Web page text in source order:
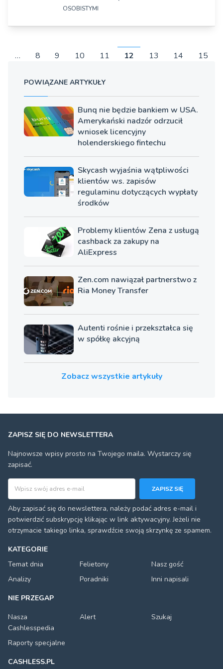
Strona www:
https://www.spoko.app
Evgeny Chamtonau
OSOBISTYMI
Nazwa firmy:
Adres:
ul. Żurawia 43/122, Warszawa
Strona www:
https://www.sportbonus.pl/
2014
Osoby zarządzające:
Bartosz Kwiatkowski
Oferta produktowa:
Fundacja oferuje program lojalnościowy, w którym
uczestniczyć mogą użytkownicy kart płatniczych.
Korzystając z usług partnerów programu można wspierać
kluby sportowe.
… 8 9 10 11 12 13 14 15
POWIĄZANE ARTYKUŁY
Bunq nie będzie bankiem w USA.
Amerykański nadzór odrzucił
wniosek licencyjny
holenderskiego fintechu
Skycash wyjaśnia wątpliwości
klientów ws. zapisów
regulaminu dotyczących wypłaty
środków
Problemy klientów Zena z usługą
cashback za zakupy na
AliExpress
Zen.com nawiązał partnerstwo z
Ria Money Transfer
Autenti rośnie i przekształca się
w spółkę akcyjną
Zobacz wszystkie artykuły
KATEGORIE
Temat dnia
Felietony
Nasz gość
Analizy
Poradniki
Inni napisali
NIE PRZEGAP
Nasza
Cashlesspedia
Alert Szukaj
Raporty specjalne
CASHLESS.PL
ZAPISZ SIĘ DO NEWSLETTERA
Najnowsze wpisy prosto na Twojego maila. Wystarczy się
zapisać.
ZAPISZ SIĘ
Aby zapisać się do newslettera, należy podać adres e-mail i
potwierdzić subskrypcję klikając w link aktywacyjny. Jeżeli nie
otrzymacie takiego linka, sprawdźcie swoją skrzynkę ze spamem.